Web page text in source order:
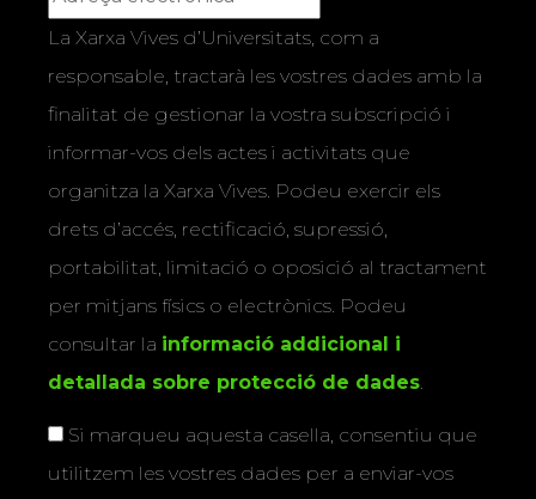
La Xarxa Vives d’Universitats, com a
responsable, tractarà les vostres dades amb la
finalitat de gestionar la vostra subscripció i
informar-vos dels actes i activitats que
organitza la Xarxa Vives. Podeu exercir els
drets d’accés, rectificació, supressió,
portabilitat, limitació o oposició al tractament
per mitjans físics o electrònics. Podeu
consultar la informació addicional i
detallada sobre protecció de dades.
Si marqueu aquesta casella, consentiu que
utilitzem les vostres dades per a enviar-vos